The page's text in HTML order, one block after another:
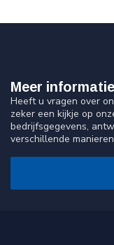
Meer informatie
Heeft u vragen over
zeker een kijkje op
bedrijfsgegevens,
verschillende